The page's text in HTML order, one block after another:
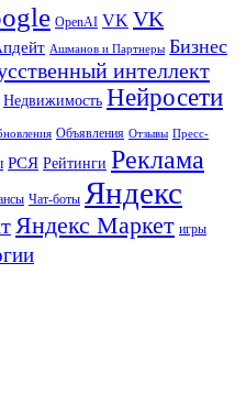
OpenAI VK VK
Ашманов и Партнеры Бизнес
интеллект
Недвижимость Нейросети
Объявления Отзывы Пресс-
РСЯ Рейтинги Реклама
Чат-боты Яндекс
Яндекс Маркет игры